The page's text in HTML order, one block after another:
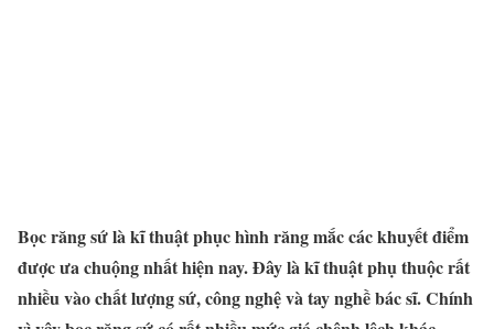
Bọc răng sứ là kĩ thuật phục hình răng mắc các khuyết điểm
được ưa chuộng nhất hiện nay. Đây là kĩ thuật phụ thuộc rất
nhiều vào chất lượng sứ, công nghệ và tay nghề bác sĩ. Chính